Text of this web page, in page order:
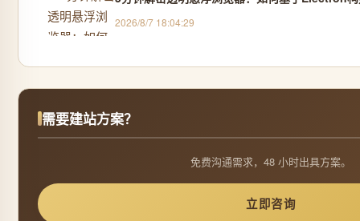
2026/8/7 18:04:29
需要建站方案？
免费沟通需求，48 小时出具方案。
立即咨询